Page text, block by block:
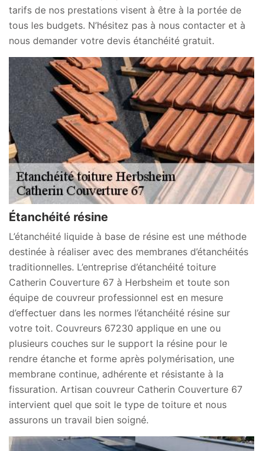
tarifs de nos prestations visent à être à la portée de
tous les budgets. N’hésitez pas à nous contacter et à
nous demander votre devis étanchéité gratuit.
Étanchéité résine
L’étanchéité liquide à base de résine est une méthode
destinée à réaliser avec des membranes d’étanchéités
traditionnelles. L’entreprise d’étanchéité toiture
Catherin Couverture 67 à Herbsheim et toute son
équipe de couvreur professionnel est en mesure
d’effectuer dans les normes l’étanchéité résine sur
votre toit. Couvreurs 67230 applique en une ou
plusieurs couches sur le support la résine pour le
rendre étanche et forme après polymérisation, une
membrane continue, adhérente et résistante à la
fissuration. Artisan couvreur Catherin Couverture 67
intervient quel que soit le type de toiture et nous
assurons un travail bien soigné.